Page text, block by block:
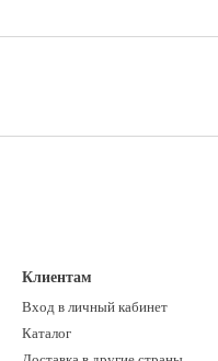
Клиентам
Вход в личный кабинет
Каталог